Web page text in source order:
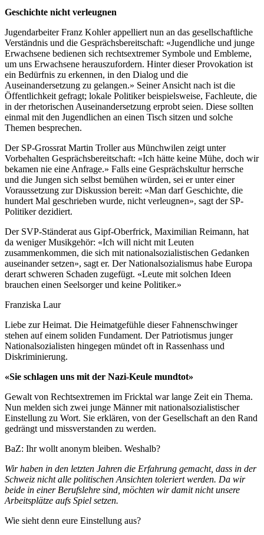
Geschichte nicht verleugnen
Jugendarbeiter Franz Kohler appelliert nun an das gesellschaftliche
Verständnis und die Gesprächsbereitschaft: «Jugendliche und junge
Erwachsene bedienen sich rechtsextremer Symbole und Embleme,
um uns Erwachsene herauszufordern. Hinter dieser Provokation ist
ein Bedürfnis zu erkennen, in den Dialog und die
Auseinandersetzung zu gelangen.» Seiner Ansicht nach ist die
Öffentlichkeit gefragt; lokale Politiker beispielsweise, Fachleute, die
in der rhetorischen Auseinandersetzung erprobt seien. Diese sollten
einmal mit den Jugendlichen an einen Tisch sitzen und solche
Themen besprechen.
Der SP-Grossrat Martin Troller aus Münchwilen zeigt unter
Vorbehalten Gesprächsbereitschaft: «Ich hätte keine Mühe, doch wir
bekamen nie eine Anfrage.» Falls eine Gesprächskultur herrsche
und die Jungen sich selbst bemühen würden, sei er unter einer
Voraussetzung zur Diskussion bereit: «Man darf Geschichte, die
hundert Mal geschrieben wurde, nicht verleugnen», sagt der SP-
Politiker dezidiert.
Der SVP-Ständerat aus Gipf-Oberfrick, Maximilian Reimann, hat
da weniger Musikgehör: «Ich will nicht mit Leuten
zusammenkommen, die sich mit nationalsozialistischen Gedanken
auseinander setzen», sagt er. Der Nationalsozialismus habe Europa
derart schweren Schaden zugefügt. «Leute mit solchen Ideen
brauchen einen Seelsorger und keine Politiker.»
Franziska Laur
Liebe zur Heimat. Die Heimatgefühle dieser Fahnenschwinger
stehen auf einem soliden Fundament. Der Patriotismus junger
Nationalsozialisten hingegen mündet oft in Rassenhass und
Diskriminierung.
«Sie schlagen uns mit der Nazi-Keule mundtot»
Gewalt von Rechtsextremen im Fricktal war lange Zeit ein Thema.
Nun melden sich zwei junge Männer mit nationalsozialistischer
Einstellung zu Wort. Sie erklären, von der Gesellschaft an den Rand
gedrängt und missverstanden zu werden.
BaZ: Ihr wollt anonym bleiben. Weshalb?
Wir haben in den letzten Jahren die Erfahrung gemacht, dass in der
Schweiz nicht alle politischen Ansichten toleriert werden. Da wir
beide in einer Berufslehre sind, möchten wir damit nicht unsere
Arbeitsplätze aufs Spiel setzen.
Wie sieht denn eure Einstellung aus?